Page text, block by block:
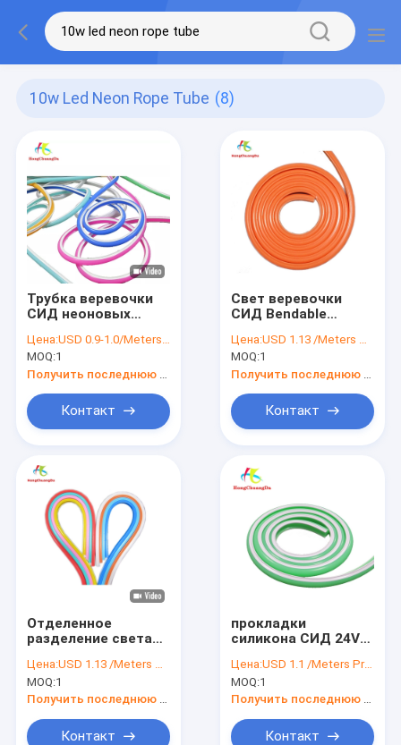
10w Led Neon Rope Tube (8)
Трубка веревочки
СИД неоновых
силикона СИД
10W/M
огнезащитная анти-
треская неоновая
Цена:USD 0.9-1.0/Meters Price negotiable
MOQ:1
Контакт
Свет веревочки
СИД Bendable
Цена:USD 1.13 /Meters Price negotiable
MOQ:1
Контакт
Отделенное
разделение света
силикона неоновое
анти-
УЛЬТРАФИОЛЕТОВОЕ
Цена:USD 1.13 /Meters Price negotiable
MOQ:1
Контакт
прокладки
силикона СИД 24V
Цена:USD 1.1 /Meters Price negotiable
MOQ:1
Контакт